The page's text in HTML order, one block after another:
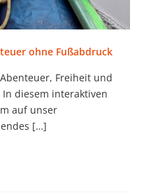
ohne Fußabdruck
Freiheit und
In diesem interaktiven
auf unser
[…]